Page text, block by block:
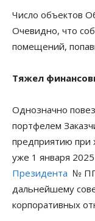
Число объектов
Очевидно, что
помещений,
Тяжел
Однозначно
портфелем
предприятию при
уже 1 января
Президента №
дальнейшему
корпоративных